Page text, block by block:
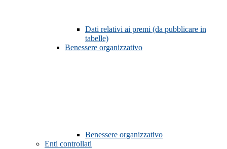
Dati relativi ai premi (da pubblicare in
tabelle)
Benessere organizzativo
Benessere organizzativo
Enti controllati